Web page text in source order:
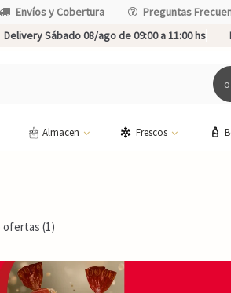
Envíos y Cobertura Preguntas
Delivery Sábado 08/ago de 09:00 a 11:00 hs
Almacen Frescos
ofertas (1)